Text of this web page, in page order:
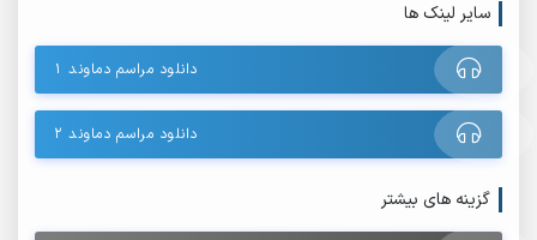
سایر لینک ها
دانلود مراسم دماوند 1
دانلود مراسم دماوند 2
گزینه های بیشتر